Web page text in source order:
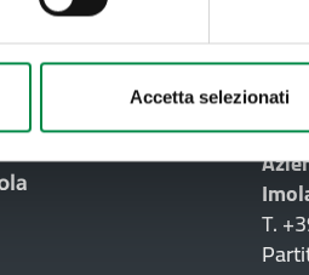
Accetta selezionati
T.